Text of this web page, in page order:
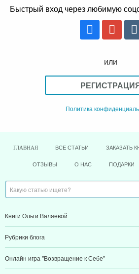
Быстрый вход через любимую
или
Политика
ГЛАВНАЯ ВСЕ СТАТЬИ ЗАКАЗАТЬ
ОТЗЫВЫ О НАС ПОДАРКИ
Книги Ольги Валяевой
Рубрики блога
Онлайн игра "Возвращение к Себе"